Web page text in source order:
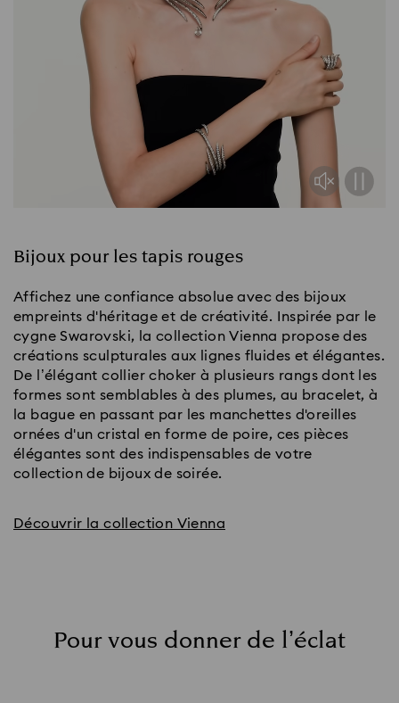
Bijoux pour les tapis rouges
Affichez une confiance absolue avec des bijoux
empreints d'héritage et de créativité. Inspirée par le
cygne Swarovski, la collection Vienna propose des
créations sculpturales aux lignes fluides et élégantes.
De l’élégant collier choker à plusieurs rangs dont les
formes sont semblables à des plumes, au bracelet, à
la bague en passant par les manchettes d'oreilles
ornées d'un cristal en forme de poire, ces pièces
élégantes sont des indispensables de votre
collection de bijoux de soirée.
Découvrir la collection Vienna
Pour vous donner de l’éclat